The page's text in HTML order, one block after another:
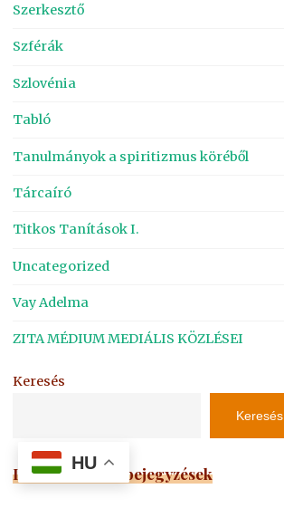
Szerkesztő
Szférák
Szlovénia
Tabló
Tanulmányok a spiritizmus köréből
Tárcaíró
Titkos Tanítások I.
Uncategorized
Vay Adelma
ZITA MÉDIUM MEDIÁLIS KÖZLÉSEI
Keresés
Keresés
Legutóbbi Blogbejegyzések
HU